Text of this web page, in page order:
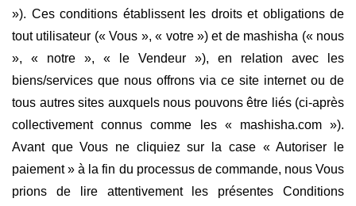
»). Ces conditions établissent les droits et obligations de
tout utilisateur (« Vous », « votre ») et de mashisha (« nous
», « notre », « le Vendeur »), en relation avec les
biens/services que nous offrons via ce site internet ou de
tous autres sites auxquels nous pouvons être liés (ci-après
collectivement connus comme les « mashisha.com »).
Avant que Vous ne cliquiez sur la case « Autoriser le
paiement » à la fin du processus de commande, nous Vous
prions de lire attentivement les présentes Conditions